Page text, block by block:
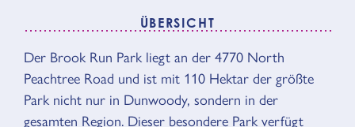
ÜBERSICHT
ÜBERSICHT
Der Brook Run Park liegt an der 4770 North
Peachtree Road und ist mit 110 Hektar der größte
Park nicht nur in Dunwoody, sondern in der
gesamten Region. Dieser besondere Park verfügt